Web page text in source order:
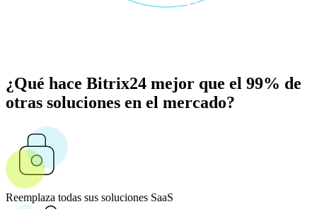
¿Qué hace Bitrix24 mejor que el 99% de
otras soluciones en el mercado?
Reemplaza todas sus soluciones SaaS